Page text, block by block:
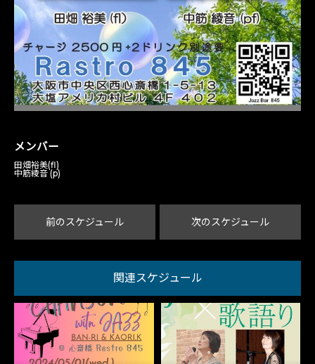
メンバー
田畑裕美(fl)
中筋綾音 (p)
前のスケジュール 次のスケジュール
関連スケジュール